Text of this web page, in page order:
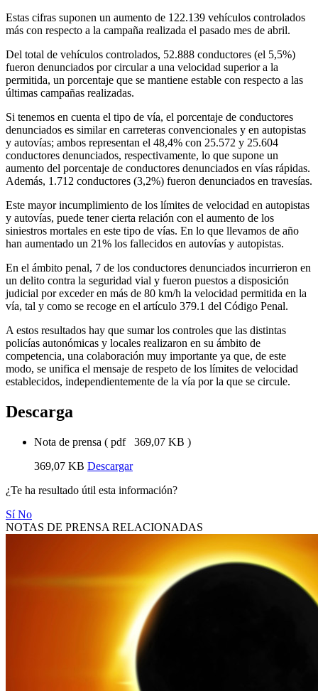
Estas cifras suponen un aumento de 122.139 vehículos controlados
más con respecto a la campaña realizada el pasado mes de abril.
Del total de vehículos controlados, 52.888 conductores (el 5,5%)
fueron denunciados por circular a una velocidad superior a la
permitida, un porcentaje que se mantiene estable con respecto a las
últimas campañas realizadas.
Si tenemos en cuenta el tipo de vía, el porcentaje de conductores
denunciados es similar en carreteras convencionales y en autopistas
y autovías; ambos representan el 48,4% con 25.572 y 25.604
conductores denunciados, respectivamente, lo que supone un
aumento del porcentaje de conductores denunciados en vías rápidas.
Además, 1.712 conductores (3,2%) fueron denunciados en travesías.
Este mayor incumplimiento de los límites de velocidad en autopistas
y autovías, puede tener cierta relación con el aumento de los
siniestros mortales en este tipo de vías. En lo que llevamos de año
han aumentado un 21% los fallecidos en autovías y autopistas.
En el ámbito penal, 7 de los conductores denunciados incurrieron en
un delito contra la seguridad vial y fueron puestos a disposición
judicial por exceder en más de 80 km/h la velocidad permitida en la
vía, tal y como se recoge en el artículo 379.1 del Código Penal.
A estos resultados hay que sumar los controles que las distintas
policías autonómicas y locales realizaron en su ámbito de
competencia, una colaboración muy importante ya que, de este
modo, se unifica el mensaje de respeto de los límites de velocidad
establecidos, independientemente de la vía por la que se circule.
Descarga
Nota de prensa ( pdf 369,07 KB )
369,07 KB Descargar
¿Te ha resultado útil esta información?
SíNo
NOTAS DE PRENSA RELACIONADAS